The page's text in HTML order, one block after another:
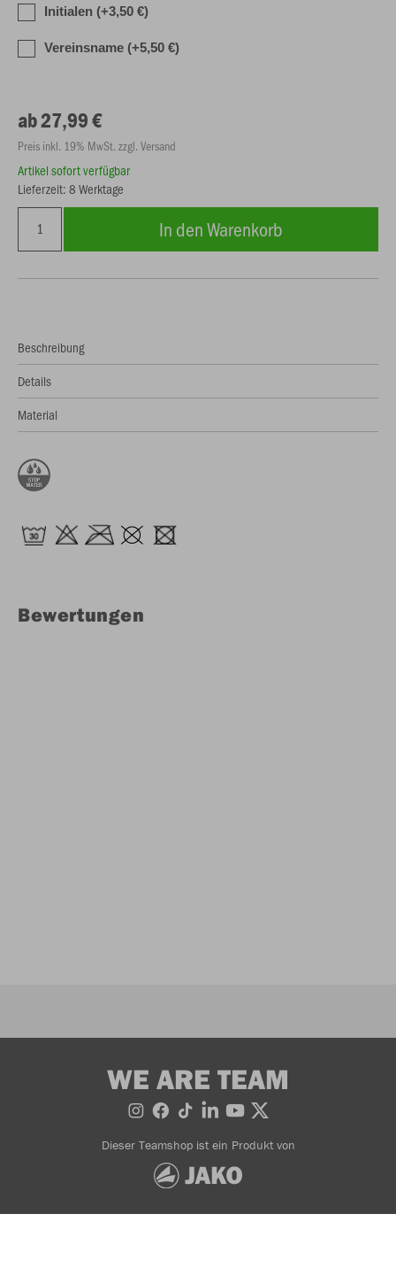
Initialen (+3,50 €)
Vereinsname (+5,50 €)
ab 27,99 €
Preis inkl. 19% MwSt. zzgl. Versand
Artikel sofort verfügbar
Lieferzeit: 8 Werktage
In den Warenkorb
Beschreibung
Details
Material
Bewertungen
WE ARE TEAM
Dieser Teamshop ist ein Produkt von